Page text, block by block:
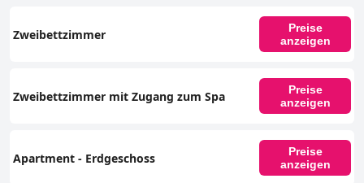
Zweibettzimmer
Preise
anzeigen
Zweibettzimmer mit Zugang zum Spa
Preise
anzeigen
Apartment - Erdgeschoss
Preise
anzeigen